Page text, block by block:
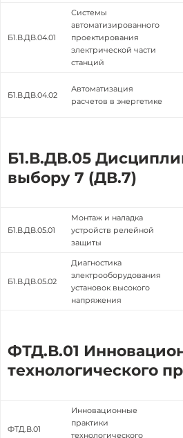
Б1.В.ДВ.04.01
Системы
автоматизированного
проектирования
электрической части
станций
Б1.В.ДВ.04.02
Автоматизация
расчетов в энергетике
Б1.В.ДВ.05
выбору 7 (ДВ.7)
Б1.В.ДВ.05.01
Монтаж и наладка
устройств релейной
защиты
Б1.В.ДВ.05.02
Диагностика
электрооборудования
установок высокого
напряжения
ФТД.В.01
технологического
ФТД.В.01
Инновационные
практики
технологического